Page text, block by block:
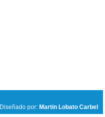
Diseñado por: Martin Lobato Carbel